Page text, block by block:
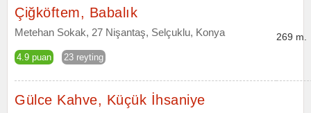
Çiğköftem, Babalık
Metehan Sokak, 27 Nişantaş, Selçuklu, Konya
4.9 puan 23 reyting
269 m.
Gülce Kahve, Küçük İhsaniye